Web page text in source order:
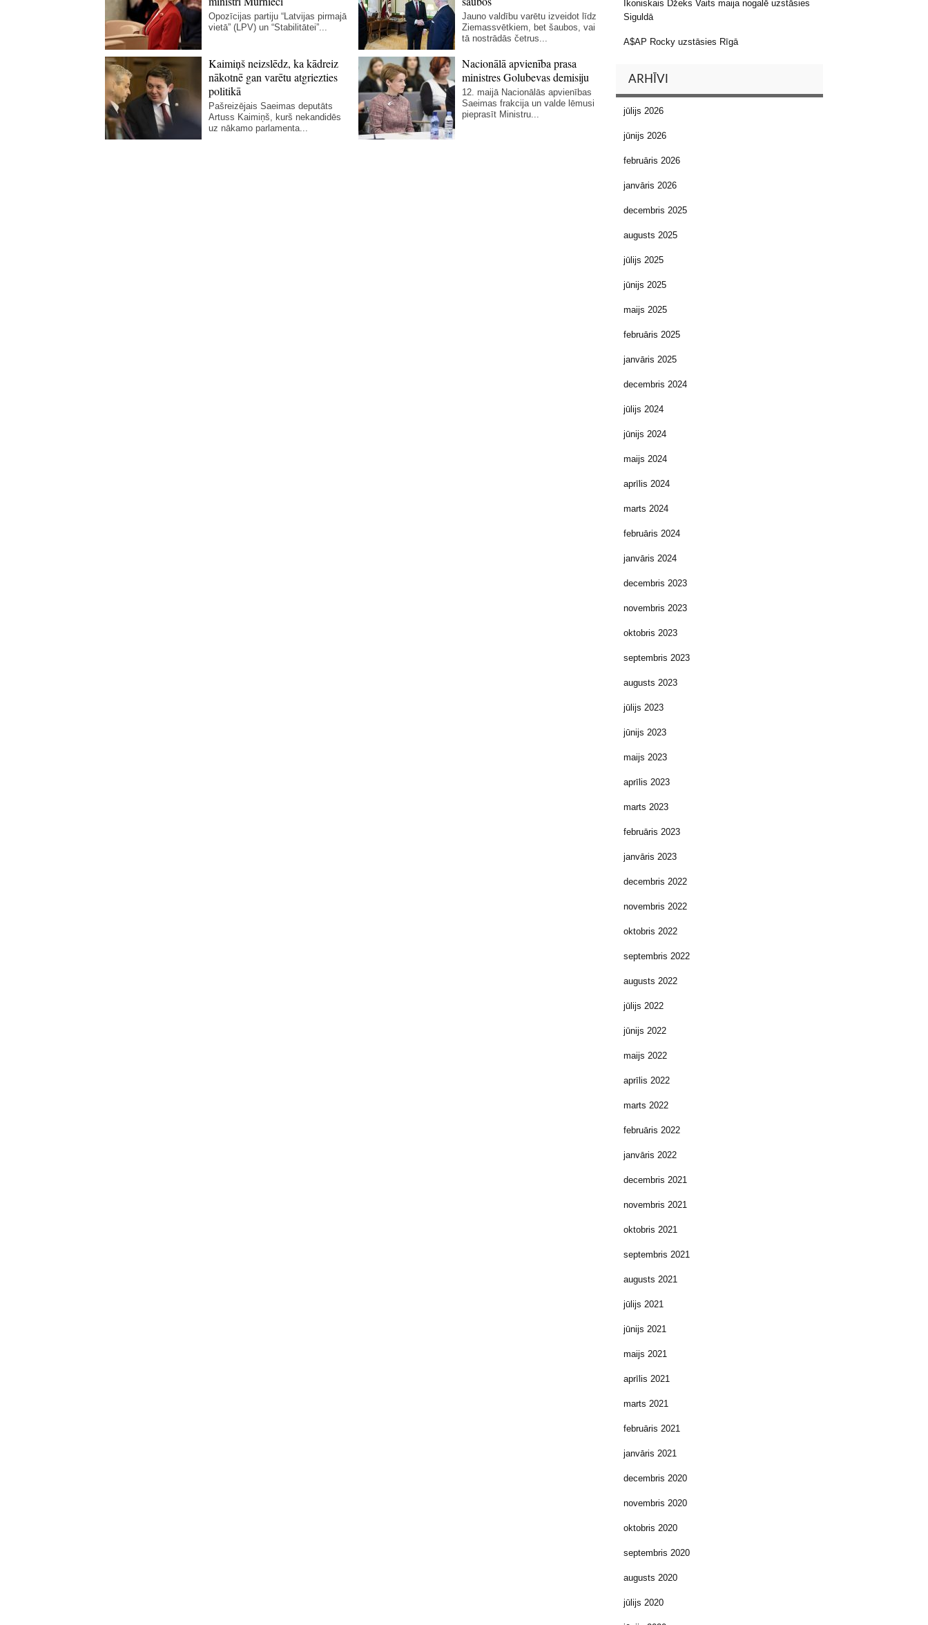
Opozīcijas partiju “Latvijas pirmajā
vietā” (LPV) un “Stabilitātei”...
Jauno valdību varētu izveidot līdz
Ziemassvētkiem, bet šaubos, vai
tā nostrādās četrus...
Kaimiņš neizslēdz, ka kādreiz
nākotnē gan varētu atgriezties
politikā
Pašreizējais Saeimas deputāts
Artuss Kaimiņš, kurš nekandidēs
uz nākamo parlamenta...
Nacionālā apvienība prasa
ministres Golubevas demisiju
12. maijā Nacionālās apvienības
Saeimas frakcija un valde lēmusi
pieprasīt Ministru...
Ikoniskais Džeks Vaits maija nogalē uzstāsies
Siguldā
A$AP Rocky uzstāsies Rīgā
ARHĪVI
jūlijs 2026
jūnijs 2026
februāris 2026
janvāris 2026
decembris 2025
augusts 2025
jūlijs 2025
jūnijs 2025
maijs 2025
februāris 2025
janvāris 2025
decembris 2024
jūlijs 2024
jūnijs 2024
maijs 2024
aprīlis 2024
marts 2024
februāris 2024
janvāris 2024
decembris 2023
novembris 2023
oktobris 2023
septembris 2023
augusts 2023
jūlijs 2023
jūnijs 2023
maijs 2023
aprīlis 2023
marts 2023
februāris 2023
janvāris 2023
decembris 2022
novembris 2022
oktobris 2022
septembris 2022
augusts 2022
jūlijs 2022
jūnijs 2022
maijs 2022
aprīlis 2022
marts 2022
februāris 2022
janvāris 2022
decembris 2021
novembris 2021
oktobris 2021
septembris 2021
augusts 2021
jūlijs 2021
jūnijs 2021
maijs 2021
aprīlis 2021
marts 2021
februāris 2021
janvāris 2021
decembris 2020
novembris 2020
oktobris 2020
septembris 2020
augusts 2020
jūlijs 2020